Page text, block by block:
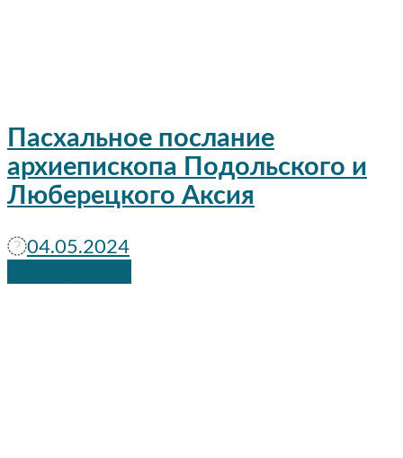
Пасхальное послание
архиепископа Подольского и
Люберецкого Аксия
04.05.2024